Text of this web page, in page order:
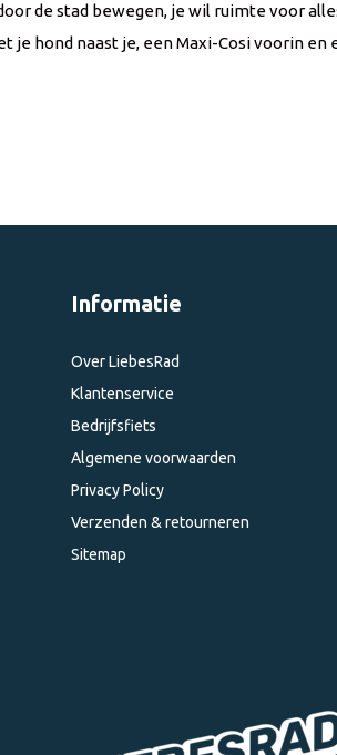
de stad bewegen, je wil ruimte voor
je hond naast je, een Maxi-Cosi voorin en
Informatie
Over LiebesRad
Klantenservice
Bedrijfsfiets
Algemene voorwaarden
Privacy Policy
Verzenden & retourneren
Sitemap